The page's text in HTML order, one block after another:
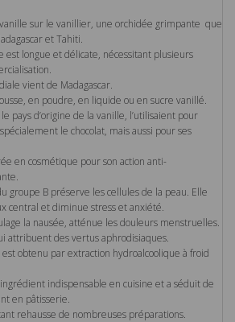
sur le vanillier, une orchidée grimpante que
et Tahiti.
est longue et délicate, nécessitant plusieurs
vient de Madagascar.
en poudre, en liquide ou en sucre vanillé.
pays d’origine de la vanille, l’utilisaient pour
le chocolat, mais aussi pour ses
en cosmétique pour son action anti-
groupe B préserve les cellules de la peau. Elle
central et diminue stress et anxiété.
la nausée, atténue les douleurs menstruelles.
attribuent des vertus aphrodisiaques.
obtenu par extraction hydroalcoolique à froid
indispensable en cuisine et a séduit de
en pâtisserie.
rehausse de nombreuses préparations.